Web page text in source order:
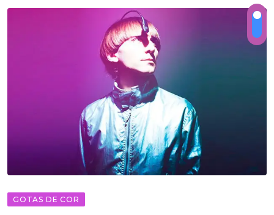
GOTAS DE COR